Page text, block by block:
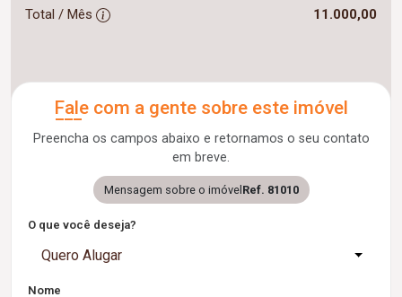
Total / Mês 11.000,00
Fale com a gente sobre este imóvel
Preencha os campos abaixo e retornamos o seu contato
em breve.
Mensagem sobre o imóvelRef. 81010
O que você deseja?
Quero Alugar
Nome